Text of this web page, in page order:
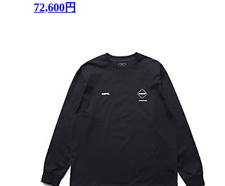
72,600円